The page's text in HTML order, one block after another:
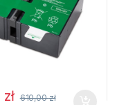
zł 610,00zł